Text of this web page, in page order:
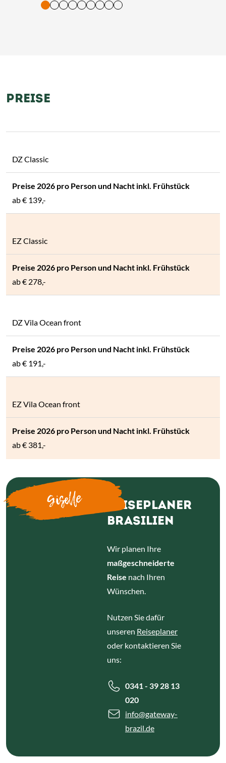
und Vorlesen der Inhalte mit Leertaste oder Tabulator-
PREISE
DZ Classic
ab€ 139,-
EZ Classic
ab€ 278,-
DZ Vila Ocean front
ab€ 191,-
EZ Vila Ocean front
ab€ 381,-
Giselle
REISEPLANER
BRASILIEN
Wir planen Ihre
maßgeschneiderte
Reise nach Ihren
Wünschen.
Nutzen Sie dafür
unseren Reiseplaner
oder kontaktieren Sie
uns:
0341 - 39 28 13
020
info@gateway-
brazil.de